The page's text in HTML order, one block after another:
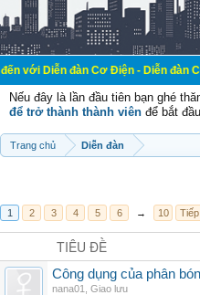
đàn Cơ Điện - Diễn đàn Cơ điện là
Nếu đây là lần đầu tiên bạn ghé
để trở thành thành viên để bắt
Trang chủ Diễn đàn
1 2 3 4 5 6 → 10
TIÊU ĐỀ
Công dụng của phân
nana01
Giao lưu